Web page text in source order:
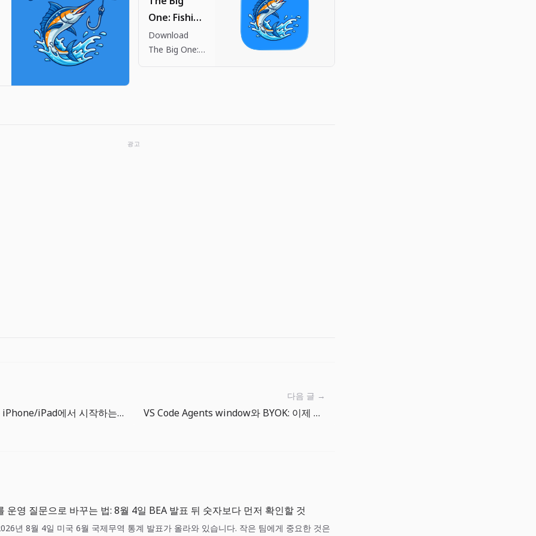
One: Fishing
RPG App -
App Store
Download
The Big One:
광고
안드로이드와 iPhone/iPad에서 시작하는 더 빅 원 가이드
다음 글 →
VS Code Agents window와 BYOK: 이제 팀은 에이전트 운영 모델을 설계해야 한다
운영 질문으로 바꾸는 법: 8월 4일 BEA 발표 뒤 숫자보다 먼저 확인할 것
년 8월 4일 미국 6월 국제무역 통계 발표가 올라와 있습니다. 작은 팀에게 중요한 것은